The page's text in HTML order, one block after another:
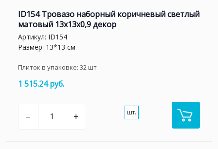
ID154 Тровазо наборный коричневый светлый
матовый 13x13x0,9 декор
Артикул: ID154
Размер: 13*13 см
Плиток в упаковке: 32шт
1 515.24 руб.
– + шт.